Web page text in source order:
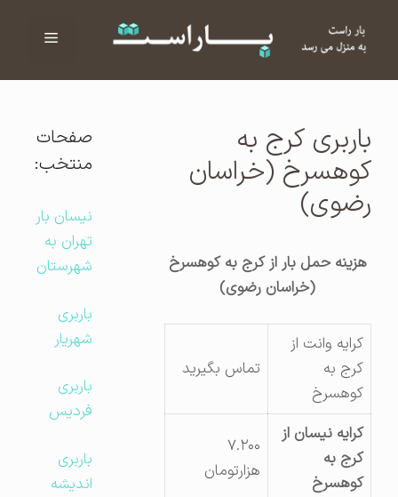
فهرست
باربری کرج به
کوهسرخ (خراسان
رضوی)
هزینه حمل بار از کرج به کوهسرخ
(خراسان رضوی)
کرایه وانت از
کرج به
کوهسرخ
تماس بگیرید
کرایه نیسان از
کرج به
کوهسرخ
۷.۲۰۰
هزارتومان
صفحات
منتخب:
نیسان بار
تهران به
شهرستان
باربری
شهریار
باربری
فردیس
باربری
اندیشه